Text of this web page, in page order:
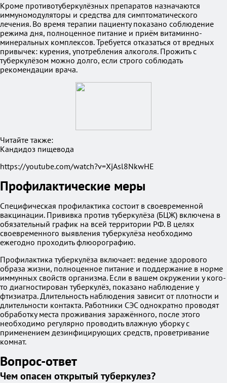
Кроме противотуберкулёзных препаратов назначаются
иммуномодуляторы и средства для симптоматического
лечения. Во время терапии пациенту показано соблюдение
режима дня, полноценное питание и приём витаминно-
минеральных комплексов. Требуется отказаться от вредных
привычек: курения, употребления алкоголя. Прожить с
туберкулёзом можно долго, если строго соблюдать
рекомендации врача.
Читайте также:
Кандидоз пищевода
https://youtube.com/watch?v=XjAsl8NkwHE
Профилактические меры
Специфическая профилактика состоит в своевременной
вакцинации. Прививка против туберкулёза (БЦЖ) включена в
обязательный график на всей территории РФ. В целях
своевременного выявления туберкулёза необходимо
ежегодно проходить флюорографию.
Профилактика туберкулёза включает: ведение здорового
образа жизни, полноценное питание и поддержание в норме
иммунных свойств организма. Если в вашем окружении у кого-
то диагностирован туберкулёз, показано наблюдение у
фтизиатра. Длительность наблюдения зависит от плотности и
длительности контакта. Работники СЭС однократно проводят
обработку места проживания заражённого, после этого
необходимо регулярно проводить влажную уборку с
применением дезинфицирующих средств, проветривание
комнат.
Вопрос-ответ
Чем опасен открытый туберкулез?